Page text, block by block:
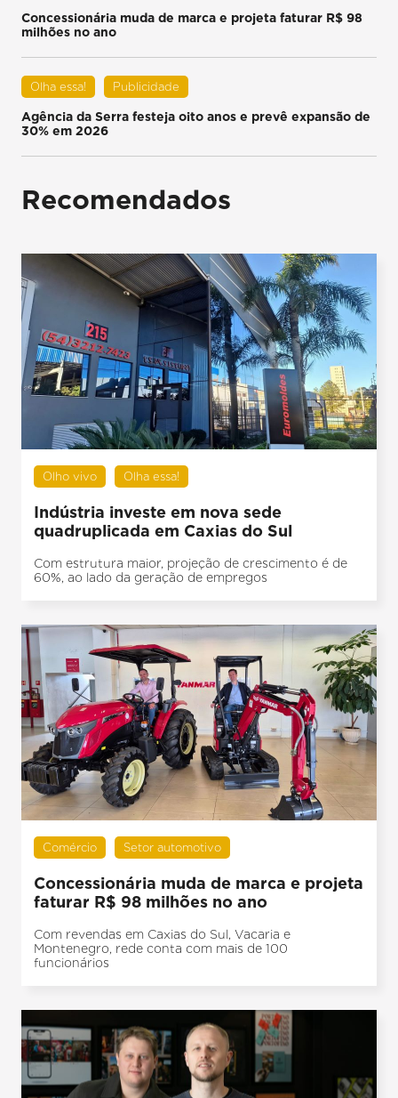
Concessionária muda de marca e projeta faturar R$ 98
milhões no ano
Olha essa! Publicidade
Agência da Serra festeja oito anos e prevê expansão de
30% em 2026
Recomendados
Olho vivo Olha essa!
Indústria investe em nova sede
quadruplicada em Caxias do Sul
Com estrutura maior, projeção de crescimento é de
60%, ao lado da geração de empregos
Comércio Setor automotivo
Concessionária muda de marca e projeta
faturar R$ 98 milhões no ano
Com revendas em Caxias do Sul, Vacaria e
Montenegro, rede conta com mais de 100
funcionários